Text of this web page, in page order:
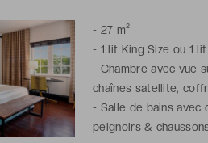
- 27 m²
- 1 lit King Size ou 1
- Chambre avec vue
chaînes satellite,
- Salle de bains avec
peignoirs &